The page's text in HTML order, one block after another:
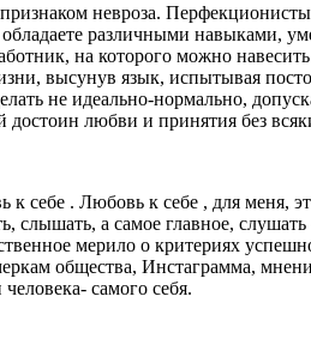
невроза.
различными навыками,
на которого можно
высунув язык, испытывая
не идеально-нормально,
любви и принятия без
себе . Любовь к себе , для меня,
а самое главное,
мерило о критериях
общества, Инстаграмма,
самого себя.